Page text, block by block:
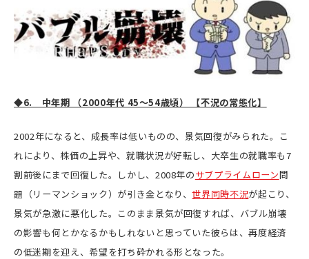
◆6. 中年期 （2000年代 45～54歳頃） 【不況の常態化】
2002年になると、成長率は低いものの、景気回復がみられた。こ
れにより、株価の上昇や、就職状況が好転し、大卒生の就職率も7
割前後にまで回復した。しかし、2008年のサブプライムローン問
題（リーマンショック）が引き金となり、世界同時不況が起こり、
景気が急激に悪化した。このまま景気が回復すれば、バブル崩壊
の影響も何とかなるかもしれないと思っていた彼らは、再度経済
の低迷期を迎え、希望を打ち砕かれる形となった。